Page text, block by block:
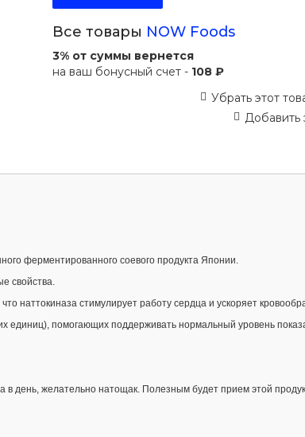
Все товары NOW Foods
3% от суммы вернется
на ваш бонусный счет - 108 ₽
Убрать этот
Добавить
ферментированного соевого продукта Японии.
свойства.
наттокиназа стимулирует работу сердца и ускоряет
единиц), помогающих поддерживать нормальный уровень
в день, желательно натощак. Полезным будет прием этой